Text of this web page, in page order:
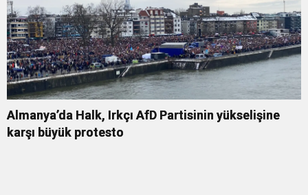
Almanya’da Halk, Irkçı AfD Partisinin yükselişine
karşı büyük protesto